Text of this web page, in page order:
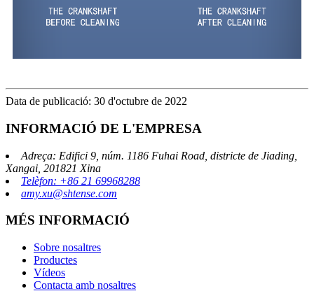
Data de publicació: 30 d'octubre de 2022
INFORMACIÓ DE L'EMPRESA
Adreça: Edifici 9, núm. 1186 Fuhai Road, districte de Jiading,
Xangai, 201821 Xina
Telèfon: +86 21 69968288
amy.xu@shtense.com
MÉS INFORMACIÓ
Sobre nosaltres
Productes
Vídeos
Contacta amb nosaltres